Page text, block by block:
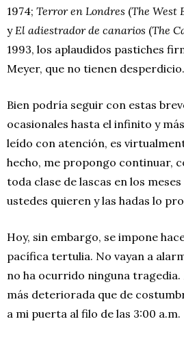
1974; Terror en Londres (The West
y El adiestrador de canarios (The
1993, los aplaudidos pastiches
Meyer, que no tienen desperdicio.
Bien podría seguir con estas
ocasionales hasta el infinito y
leído con atención, es
hecho, me propongo continuar,
toda clase de lascas en los
ustedes quieren y las hadas lo
Hoy, sin embargo, se impone
pacífica tertulia. No vayan a
no ha ocurrido ninguna tragedia.
más deteriorada que de
a mi puerta al filo de las 3:00 a.m.